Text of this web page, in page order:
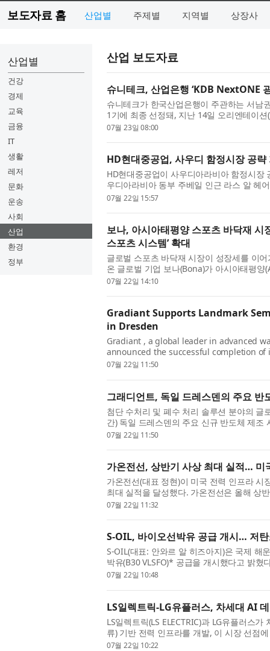
보도자료 홈 산업별 주제별 지역별 상장사
산업별
건강
경제
교육
금융
IT
생활
레저
문화
운송
사회
산업
환경
정부
산업 보도자료
슈니테크, 산업은행 ‘KDB NextONE
슈니테크가 한국산업은행이 주관하는 서남
1기에 최종 선정돼, 지난 14일 오리엔테이
했다고 밝혔다. 올해 처음 운영되는 ‘...
07월 23일 08:00
HD현대중공업, 사우디 함정시장 공략
HD현대중공업이 사우디아라비아 함정시
우디아라비아 동부 주베일 인근 라스 알 헤
(Makeen)’에서 ‘사우디 해군 함정 사업 협력
07월 22일 15:57
보나, 아시아태평양 스포츠 바닥재 시
스포츠 시스템’ 확대
글로벌 스포츠 바닥재 시장이 성장세를 이
온 글로벌 기업 보나(Bona)가 아시아태평양
시아태평양 시장에서 보나 슈퍼스...
07월 22일 14:10
Gradiant Supports Landmark
in Dresden
Gradiant , a global leader in advanced
announced the successful completion
manufacturing facility in Dresden,
07월 22일 11:50
그래디언트, 독일 드레스덴의 주요 반
첨단 수처리 및 폐수 처리 솔루션 분야의
간) 독일 드레스덴의 주요 신규 반도체 제
되는 세상을 뒷받침하는 기술...
07월 22일 11:50
가온전선, 상반기 사상 최대 실적… 미
가온전선(대표 정현)이 미국 전력 인프라
최대 실적을 달성했다. 가온전선은 올해 상
640억원을 기록했다고 20일 밝혔...
07월 22일 11:32
S-OIL, 바이오선박유 공급 개시… 저
S-OIL(대표: 안와르 알 히즈아지)은 국제 해
박유(B30 VLSFO)* 공급을 개시했다고 밝
유는 기존 초저유황연료유(VLSFO)에 ...
07월 22일 10:48
LS일렉트릭-LG유플러스, 차세대 AI
LS일렉트릭(LS ELECTRIC)과 LG유플러스
류) 기반 전력 인프라를 개발, 이 시장 선점
서울 용산구 LS용산타워에서 ‘AI 데...
07월 22일 10:22